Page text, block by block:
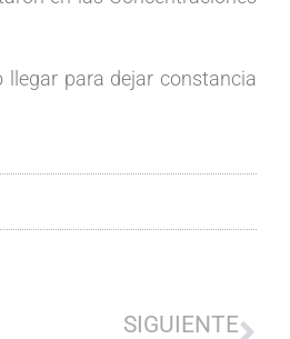
para dejar constancia
SIGUIENTE